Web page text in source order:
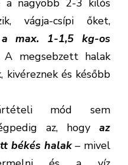
a nagyobb 2-3 kilós
vágja-csípi őket,
max. 1-1,5 kg-os
A megsebzett halak
és később
mód sem
az, hogy az
békés halak– mivel